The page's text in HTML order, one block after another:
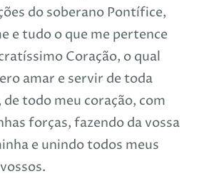
do soberano Pontífice,
e tudo o que me pertence
Coração, o qual
amar e servir de toda
de todo meu coração, com
forças, fazendo da vossa
e unindo todos meus